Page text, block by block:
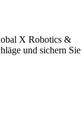
X Robotics &
und sichern Sie